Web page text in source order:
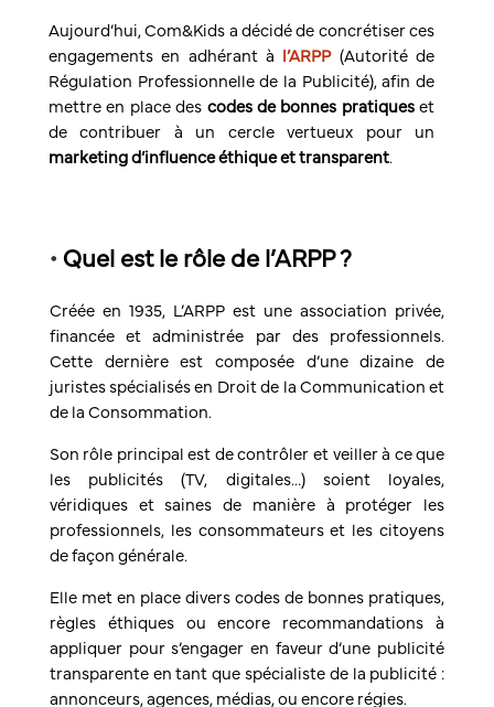
Aujourd’hui, Com&Kids a décidé de concrétiser ces
engagements en adhérant à
l’ARPP (Autorité de
Régulation Professionnelle de la Publicité), afin de
mettre en place des codes de bonnes pratiqueset
de contribuer à un cercle vertueux pour un
marketing d’influence éthique et transparent.
• Quel est le rôle de l’ARPP ?
Créée en 1935, L’ARPP est une association privée,
financée et administrée par des professionnels.
Cette dernière est composée d’une dizaine de
juristes spécialisés en Droit de la Communication et
de la Consommation.
Son rôle principal est de contrôler et veiller à ce que
les publicités (TV, digitales…) soient loyales,
véridiques et saines de manière à protéger les
professionnels, les consommateurs et les citoyens
de façon générale.
Elle met en place divers codes de bonnes pratiques,
règles éthiques ou encore recommandations à
appliquer pour s’engager en faveur d’une publicité
transparente en tant que spécialiste de la publicité :
annonceurs, agences, médias, ou encore régies.